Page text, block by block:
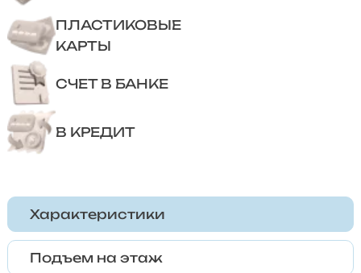
ПЛАСТИКОВЫЕ
КАРТЫ
СЧЕТ В БАНКЕ
В КРЕДИТ
Характеристики
Подъем на этаж